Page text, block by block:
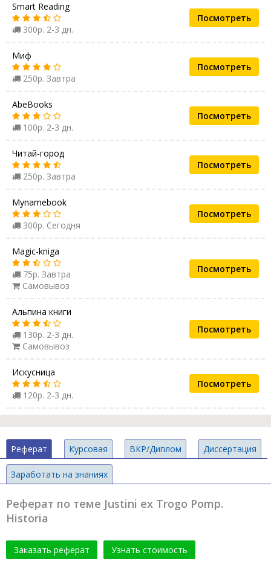
Smart Reading
300р. 2-3 дн.
Посмотреть
Миф
250р. Завтра
Посмотреть
AbeBooks
100р. 2-3 дн.
Посмотреть
Читай-город
250р. Завтра
Посмотреть
Mynamebook
300р. Сегодня
Посмотреть
Magic-kniga
75р. Завтра
Самовывоз
Посмотреть
Альпина книги
130р. 2-3 дн.
Самовывоз
Посмотреть
Искусница
120р. 2-3 дн.
Посмотреть
Реферат Курсовая ВКР/Диплом Диссертация
Заработать на знаниях
Реферат по теме Justini ex Trogo Pomp.
Historia
Заказать реферат Узнать стоимость